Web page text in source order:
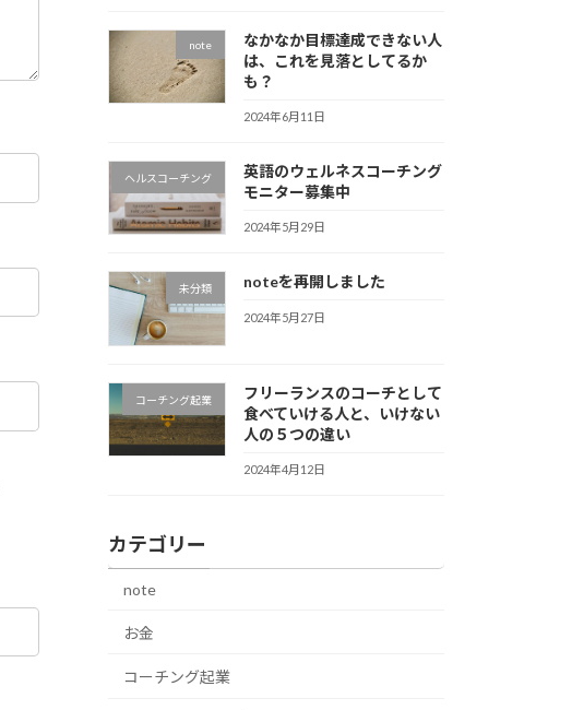
note
なかなか目標達成できない人
は、これを見落としてるか
も？
2024年6月11日
ヘルスコーチング
英語のウェルネスコーチング
モニター募集中
2024年5月29日
未分類 noteを再開しました
2024年5月27日
コーチング起業
フリーランスのコーチとして
食べていける人と、いけない
人の５つの違い
2024年4月12日
カテゴリー
note
お金
コーチング起業